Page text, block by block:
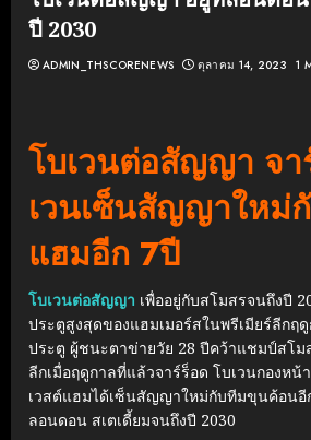
ปี 2030
ADMIN_THSCORENEWS ตุลาคม 14, 2023 1
โบเวนต่อสัญญา จา
เวนเซ็นสัญญาใหม่
แฮมอีก 7ปี
โบเวนต่อสัญญา เพื่ออยู่กับสโมสรจนถึงปี
ประตูสูงสุดของแฮมเมอร์สในพรีเมียร์ลีกฤ
ประตู ผู้ชนะตาข่ายวัย 28 ปีคว้าแชมป์สโม
ลีกเมื่อฤดูกาลที่แล้วจาร์ร็อด โบเวนกองหน้
เวสต์แฮมได้เซ็นสัญญาใหม่กับทีมขุนค้อนอี
ลอนดอน สเตเดี้ยมจนถึงปี 2030